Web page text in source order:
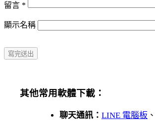
留言 *
顯示名稱
其他常用軟體下載：
聊天通訊： LINE 電腦板 、